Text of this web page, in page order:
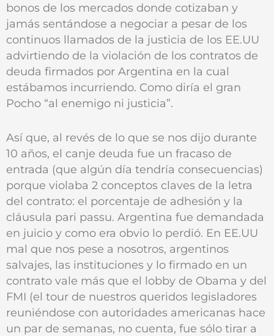
bonos de los mercados donde cotizaban y
jamás sentándose a negociar a pesar de los
continuos llamados de la justicia de los EE.UU
advirtiendo de la violación de los contratos de
deuda firmados por Argentina en la cual
estábamos incurriendo. Como diría el gran
Pocho “al enemigo ni justicia”.
Así que, al revés de lo que se nos dijo durante
10 años, el canje deuda fue un fracaso de
entrada (que algún día tendría consecuencias)
porque violaba 2 conceptos claves de la letra
del contrato: el porcentaje de adhesión y la
cláusula pari passu. Argentina fue demandada
en juicio y como era obvio lo perdió. En EE.UU
mal que nos pese a nosotros, argentinos
salvajes, las instituciones y lo firmado en un
contrato vale más que el lobby de Obama y del
FMI (el tour de nuestros queridos legisladores
reuniéndose con autoridades americanas hace
un par de semanas, no cuenta, fue sólo tirar a